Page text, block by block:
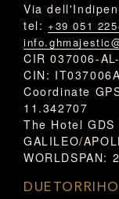
Via
tel: +39 051
CIR 037006-
CIN:
Coordinate
11.342707
The Hotel GDS
GALILEO/
WORLDSPAN: